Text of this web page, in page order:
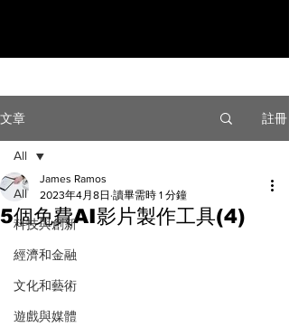
文章 註冊
All
科技與創新
經濟和金融
文化和藝術
遊戲與媒體
All
5個免費AI影片製作工具(4)
James Ramos
2023年4月8日 讀畢需時 1 分鐘